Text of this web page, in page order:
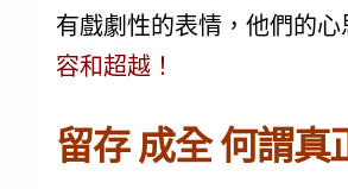
有戲劇性的表情，他們的
容和超越！
留存 成全 何謂真